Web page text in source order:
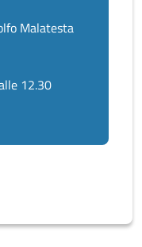
Malatesta
12.30